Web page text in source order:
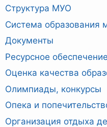
Структура МУО
Система образования
Документы
Ресурсное
Оценка качества
Олимпиады, конкурсы
Опека и
Организация отдыха